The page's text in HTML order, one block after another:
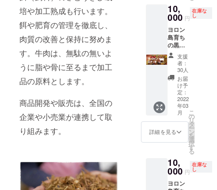
培や加工熟成も行います。
餌や肥育の管理を徹底し、
肉質の改善と保持に努めま
す。牛肉は、無駄の無いよ
うに脂や骨に至るまで加工
品の原料とします。
商品開発や販売は、全国の
企業や小売業が連携して取
り組みます。
味期限
は到着
後30日
以上ご
ざいま
す。 解
凍、開
封後な
るべく
お早め
にお召
し上が
りくだ
さい。
違いが
ありま
す。 ※
クール
宅急便
（冷
凍）で
のお届
けとな
りま
す。 賞
味期限
は到着
後30日
す。 解
凍、開
るべく
お早め
にお召
し上が
サーロ
インの
にある
上級
ロース
部位。
肉質が
きめ細
かく、
霜降り
も適度
に入っ
ている
ため口
いに
ジュー
味が広
がりま
す。 ミ
ディア
です！
《肩
ス》 適
度な霜
降りと
赤身の
バラン
ス。 風
味や旨
味が強
く「黒
毛和種
母牛の
美味し
十分に
感じる
す。
《カル
肉人気
をオン
ライン
にて報
告しま
す。 詳
しい日
程につ
いて
は、募
集終了
後にご
連絡致
しま
す。 ご
一緒に
事業を
盛り上
です！
《肩
ス》 適
230g ×
6 ※9月
にお届
けしま
す。
【オン
ライン
活動報
告】
【お礼
の手
紙】
《オン
ライン
活動報
告》 ヨ
ロンア
の活動
をオン
にて報
肉質は
やわら
かく甘
みがあ
り、キ
メこま
かい霜
降りに
は上質
な旨味
が凝縮
されて
いま
す。 ・
名称：
ヨロン
島産黒
原材料
名：牛
肉 ・原
料原産
10,
000 円
在庫な
し
ヨロン
島育ち
の黒毛
和牛
【サー
ロイン
ステー
キ用精
（460g
）】
230g ×
2 【お
礼の手
紙】
《サー
ン》 言
わずと
知れた
牛肉の
支援
者：
30人
お届
け予
定：
2022
年03
月
詳細を見る
こ
の
リ
タ
ー
ン
を
選
択
す
る
10,
000 円
在庫な
し
ヨロン